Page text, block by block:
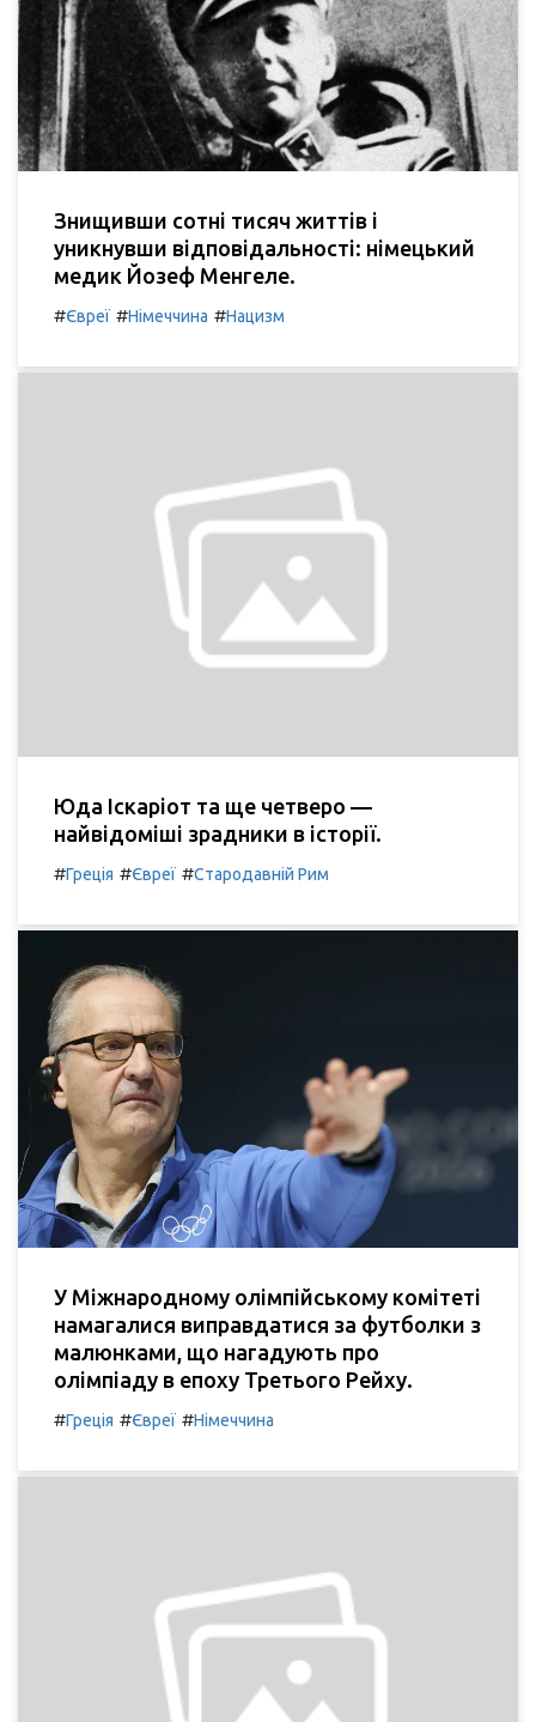
Знищивши сотні тисяч життів і
уникнувши відповідальності: німецький
медик Йозеф Менгеле.
#Євреї #Німеччина #Нацизм
Юда Іскаріот та ще четверо —
найвідоміші зрадники в історії.
#Греція #Євреї #Стародавній Рим
У Міжнародному олімпійському комітеті
намагалися виправдатися за футболки з
малюнками, що нагадують про
олімпіаду в епоху Третього Рейху.
#Греція #Євреї #Німеччина